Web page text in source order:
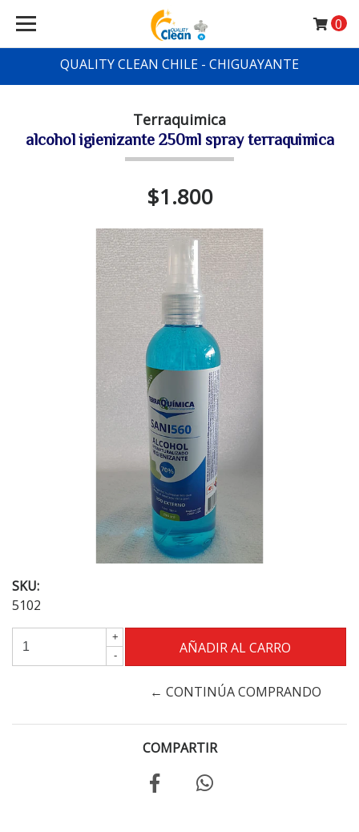
QUALITY CLEAN CHILE - CHIGUAYANTE
0
Terraquimica
alcohol igienizante 250ml spray terraquimica
$1.800
SKU:
5102
+
-
← CONTINÚA COMPRANDO
COMPARTIR